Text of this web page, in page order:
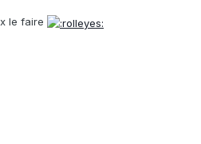
le faire